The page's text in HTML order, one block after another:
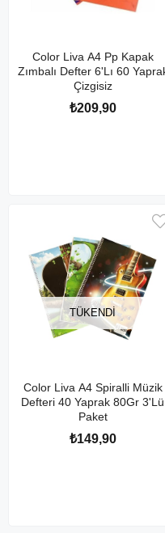
Color Liva A4 Pp Kapak
Zımbalı Defter 6'Lı 60
Çizgisiz
₺209,90
TÜKENDI
Color Liva A4 Spiralli Müzik
Defteri 40 Yaprak 80Gr 3'Lü
Paket
₺149,90